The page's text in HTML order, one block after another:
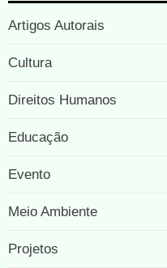
Artigos Autorais
Cultura
Direitos Humanos
Educação
Evento
Meio Ambiente
Projetos